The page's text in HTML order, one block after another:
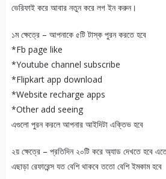
ভেরিফাই করে আবার নতুন করে লগ ইন করুন।
১ম ক্ষেত্রে – আপনাকে ৫টি টাস্ক পুরন করতে হবে
*Fb page like
*Youtube channel subscribe
*Flipkart app download
*Website recharge apps
*Other add seeing
এগুলো পুরন করলে আপনার আইদিটা এক্তিভ হবে
২য় ক্ষেত্রে – প্রতিদিন ২০টি করে অ্যাড দেখতে হবে
এছাড়া রেফারেন্স যত বেশি থাকবে ততো বেশি ইমকাম হবে